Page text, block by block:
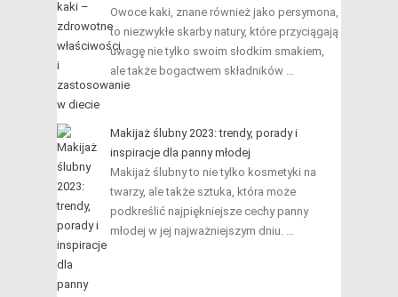
Owoce kaki, znane również jako persymona,
to niezwykłe skarby natury, które przyciągają
uwagę nie tylko swoim słodkim smakiem,
ale także bogactwem składników …
Makijaż ślubny 2023: trendy, porady i
inspiracje dla panny młodej
Makijaż ślubny to nie tylko kosmetyki na
twarzy, ale także sztuka, która może
podkreślić najpiękniejsze cechy panny
młodej w jej najważniejszym dniu. …